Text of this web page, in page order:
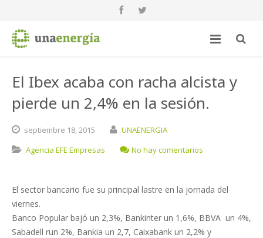
El Ibex acaba con racha alcista y
pierde un 2,4% en la sesión.
septiembre 18,2015
UNAENERGIA
Agencia EFE Empresas
No hay comentarios
El sector bancario fue su principal lastre en la jornada del
viernes.
Banco Popular bajó un 2,3%, Bankinter un 1,6%, BBVA un 4%,
Sabadell run 2%, Bankia un 2,7, Caixabank un 2,2% y